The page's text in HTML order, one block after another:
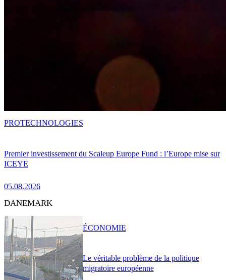
Premier investissement du Scaleup Europe Fund : l’Europe mise sur
ICEYE
05.08.2026
PROTECHNOLOGIES
DANEMARK
Le véritable problème de la politique
migratoire européenne
ÉCONOMIE